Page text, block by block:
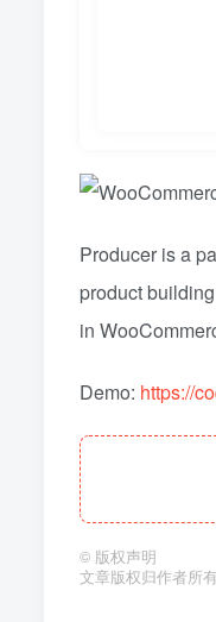
Producer is a
product
in
Demo: https://
© 版权声明
文章版权归作者所